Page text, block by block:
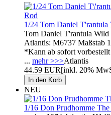
1/24 Tom Daniel
Tom Daniel T'rantula
Atlantis: M6737 Maßstab
*Kann ab sofort
... mehr >>>Atlantis
44.59 EUR[inkl. 20%
NEU
1/16 Don Prudhomme